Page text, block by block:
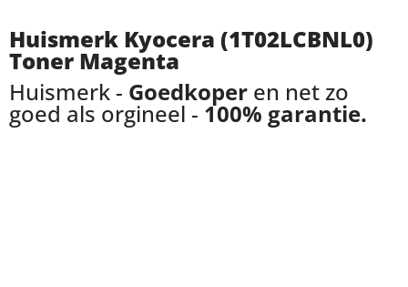
Huismerk Kyocera (1T02LCBNL0)
Toner Magenta
Huismerk - Goedkoper en net zo
goed als orgineel - 100% garantie.